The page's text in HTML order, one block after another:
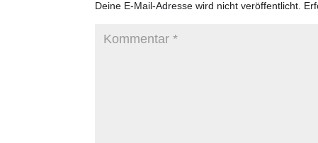
Deine E-Mail-Adresse wird nicht veröffentlicht.